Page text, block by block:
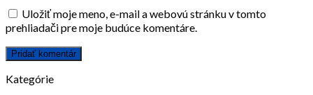
Uložiť moje meno, e-mail a webovú stránku v tomto
prehliadači pre moje budúce komentáre.
Kategórie